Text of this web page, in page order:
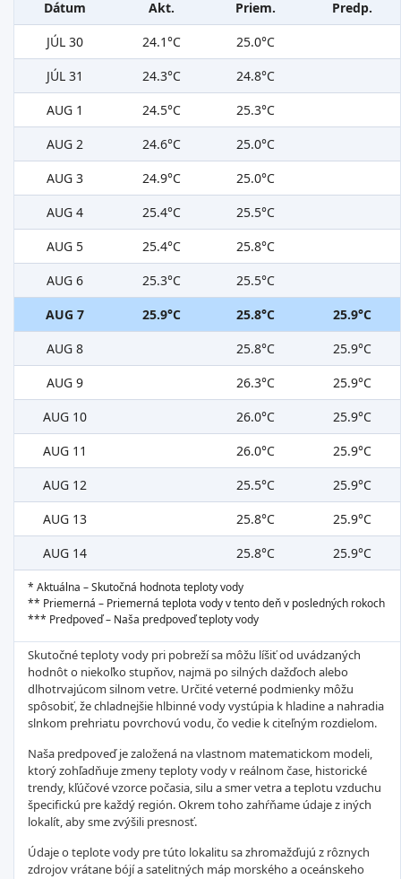
Dátum Akt. Priem.
Predp.
JÚL 30
24.1°C
25.0°C
JÚL 31
24.3°C
24.8°C
AUG 1
24.5°C
25.3°C
AUG 2
24.6°C
25.0°C
AUG 3
24.9°C
25.0°C
AUG 4
25.4°C
25.5°C
AUG 5
25.4°C
25.8°C
AUG 6
25.3°C
25.5°C
AUG 7
25.9°C 25.8°C
25.9°C
AUG 8
25.8°C
25.9°C
AUG 9
26.3°C
25.9°C
AUG 10
26.0°C
25.9°C
AUG 11
26.0°C
25.9°C
AUG 12
25.5°C
25.9°C
AUG 13
25.8°C
25.9°C
AUG 14
25.8°C 25.9°C
* Aktuálna – Skutočná hodnota teploty vody
** Priemerná – Priemerná teplota vody v tento deň v posledných rokoch
*** Predpoveď – Naša predpoveď teploty vody
Skutočné teploty vody pri pobreží sa môžu líšiť od uvádzaných
hodnôt o niekoľko stupňov, najmä po silných dažďoch alebo
dlhotrvajúcom silnom vetre. Určité veterné podmienky môžu
spôsobiť, že chladnejšie hlbinné vody vystúpia k hladine a nahradia
slnkom prehriatu povrchovú vodu, čo vedie k citeľným rozdielom.
Naša predpoveď je založená na vlastnom matematickom modeli,
ktorý zohľadňuje zmeny teploty vody v reálnom čase, historické
trendy, kľúčové vzorce počasia, silu a smer vetra a teplotu vzduchu
špecifickú pre každý región. Okrem toho zahŕňame údaje z iných
lokalít, aby sme zvýšili presnosť.
Údaje o teplote vody pre túto lokalitu sa zhromažďujú z rôznych
zdrojov vrátane bójí a satelitných máp morského a oceánskeho